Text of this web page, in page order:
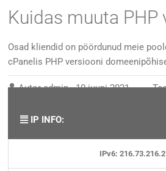
Kuidas muuta PHP
Osad kliendid on pöördunud meie
cPanelis PHP versiooni
Autoradmin-10 juuni 2021
IP INFO:
IPv6: